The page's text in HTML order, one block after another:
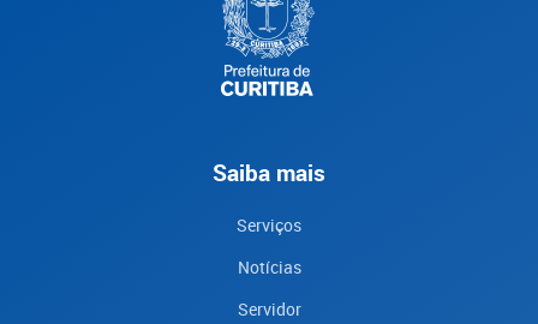
Saiba mais
Serviços
Notícias
Servidor